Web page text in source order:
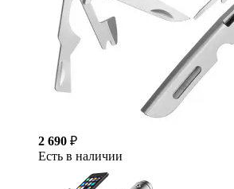
2 690 ₽
Есть в наличии